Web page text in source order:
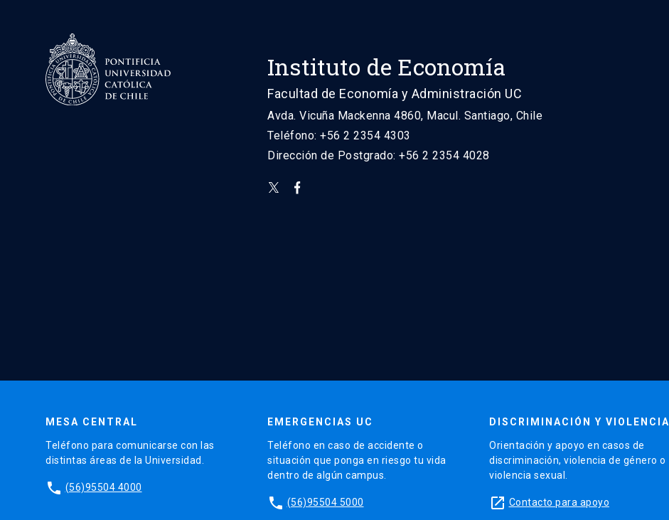
Instituto de Economía
Facultad de Economía y Administración UC
Avda. Vicuña Mackenna 4860, Macul. Santiago, Chile
Teléfono: +56 2 2354 4303
Dirección de Postgrado: +56 2 2354 4028
MESA CENTRAL
Teléfono para comunicarse con las
distintas áreas de la Universidad.
phone (56)95504 4000
EMERGENCIAS UC
Teléfono en caso de accidente o
situación que ponga en riesgo tu vida
dentro de algún campus.
phone (56)95504 5000
DISCRIMINACIÓN Y VIOLENCIA
Orientación y apoyo en casos de
discriminación, violencia de género o
violencia sexual.
launch Contacto para apoyo